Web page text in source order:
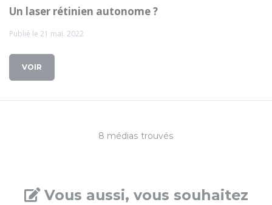
Un laser rétinien autonome ?
Publié le 21 mai. 2022
VOIR
8 médias trouvés
Vous aussi, vous souhaitez